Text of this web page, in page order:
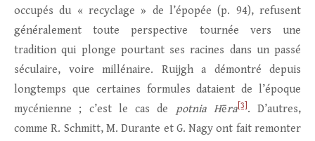
occupés du « recyclage » de l’épopée (p. 94), refusent
généralement toute perspective tournée vers une
tradition qui plonge pourtant ses racines dans un passé
séculaire, voire millénaire. Ruijgh a démontré depuis
longtemps que certaines formules dataient de l’époque
mycénienne ; c’est le cas de potnia Hēra[3] . D’autres,
comme R. Schmitt, M. Durante et G. Nagy ont fait remonter